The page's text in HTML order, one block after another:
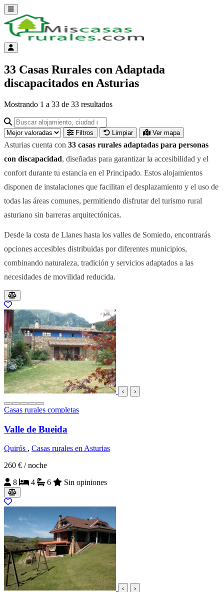
Abrir menú
Menú de cuenta
33 Casas Rurales con Adaptada
discapacitados en Asturias
Mostrando 1 a 33 de 33 resultados
Buscar alojamiento, ciudad o provincia para ir a su página
Filtros Limpiar Ver mapa
Asturias cuenta con 33 casas rurales adaptadas para personas
con discapacidad, diseñadas para garantizar la accesibilidad y el
confort durante tu estancia en el Principado. Estos alojamientos
disponen de instalaciones que facilitan el desplazamiento y el uso de
todas las áreas comunes, permitiendo disfrutar del turismo rural
asturiano sin barreras arquitectónicas.
Desde la costa de Llanes hasta los valles de Somiedo, encontrarás
opciones accesibles distribuidas por diferentes municipios,
combinando naturaleza, tradición y servicios adaptados a las
necesidades de movilidad reducida.
Resultados del listado
‹ ›
Casas rurales completas
Valle de Bueida
Quirós , Casas rurales en Asturias
260 € / noche
8
4 6 Sin opiniones
‹ ›